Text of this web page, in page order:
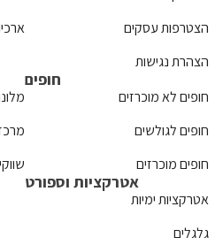
הצטרפות עסקים
הצהרת נגישות
חופים
חופים לא מוכרזים
חופים לגולשים
חופים מוכרזים
אטרקציות וספורט
אטרקציות ימיות
גלגלים